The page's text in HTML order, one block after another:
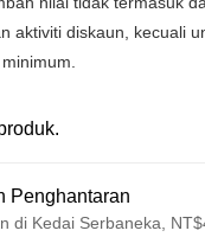
aktiviti diskaun, kecuali
Penghantaran
di Kedai Serbaneka,